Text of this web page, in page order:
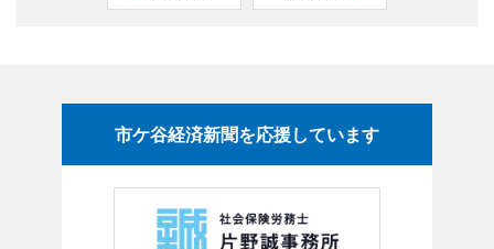
市ケ谷経済新聞を応援しています